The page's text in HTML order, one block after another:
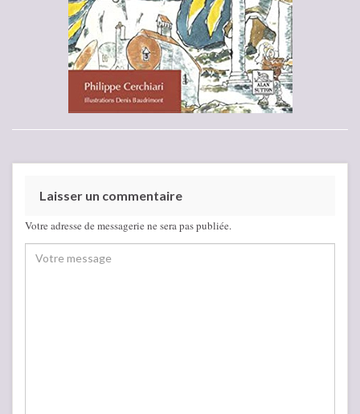
Laisser un commentaire
Votre adresse de messagerie ne sera pas publiée.